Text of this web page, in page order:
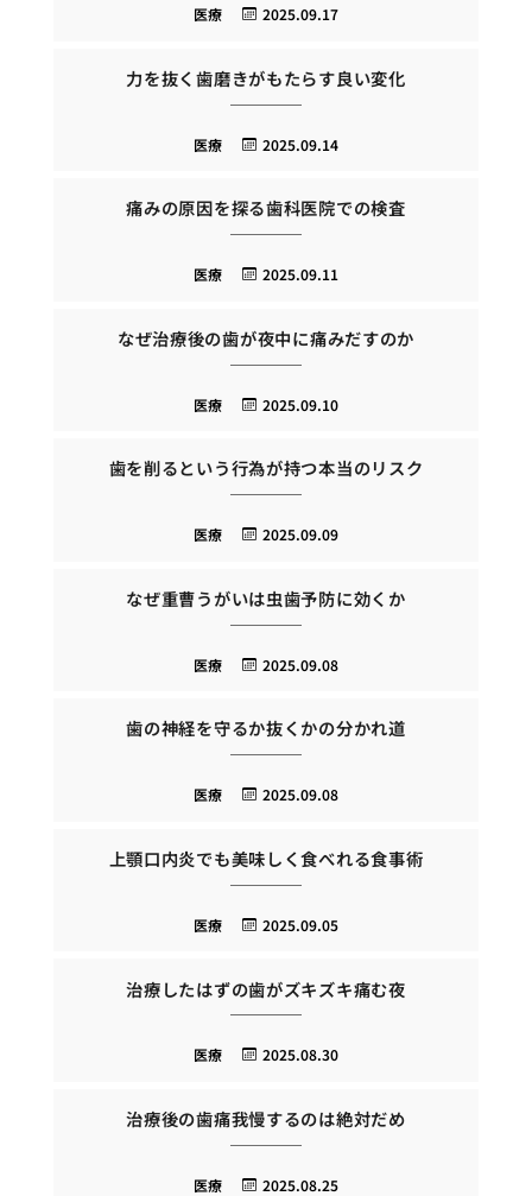
2025.09.17
医療
力を抜く歯磨きがもたらす良い変化
2025.09.14
医療
痛みの原因を探る歯科医院での検査
2025.09.11
医療
なぜ治療後の歯が夜中に痛みだすのか
2025.09.10
医療
歯を削るという行為が持つ本当のリスク
2025.09.09
医療
なぜ重曹うがいは虫歯予防に効くか
2025.09.08
医療
歯の神経を守るか抜くかの分かれ道
2025.09.08
医療
上顎口内炎でも美味しく食べれる食事術
2025.09.05
医療
治療したはずの歯がズキズキ痛む夜
2025.08.30
医療
治療後の歯痛我慢するのは絶対だめ
2025.08.25
医療